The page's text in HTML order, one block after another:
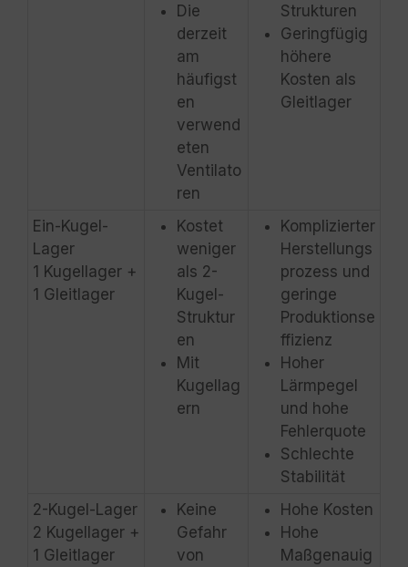
Die
derzeit
am
häufigst
en
verwend
eten
Ventilato
ren
Strukturen
Geringfügig
höhere
Kosten als
Gleitlager
Ein-Kugel-
Lager
1 Kugellager +
1 Gleitlager
Kostet
weniger
als 2-
Kugel-
Struktur
en
Mit
Kugellag
ern
Komplizierter
Herstellungs
prozess und
geringe
Produktionse
ffizienz
Hoher
Lärmpegel
und hohe
Fehlerquote
Schlechte
Stabilität
2-Kugel-Lager
2 Kugellager +
1 Gleitlager
Keine
Gefahr
von
Hohe Kosten
Hohe
Maßgenauig